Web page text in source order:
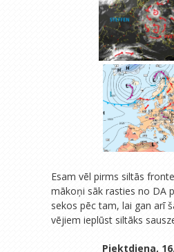
Esam vēl pirms siltās
mākoņi sāk rasties no DA
sekos pēc tam, lai gan arī
vējiem ieplūst siltāks
Piektdiena,